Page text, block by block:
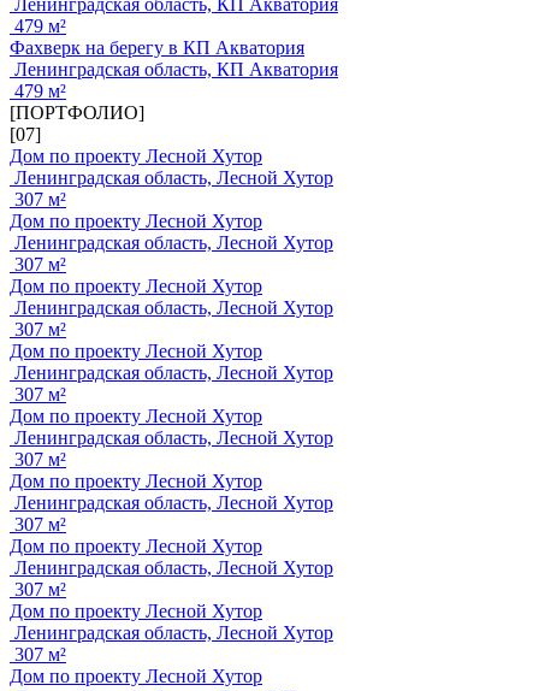
Ленинградская область, КП Акватория
479 м²
Фахверк на берегу в КП Акватория
Ленинградская область, КП Акватория
479 м²
[ПОРТФОЛИО]
[07]
Дом по проекту Лесной Хутор
Ленинградская область, Лесной Хутор
307 м²
Дом по проекту Лесной Хутор
Ленинградская область, Лесной Хутор
307 м²
Дом по проекту Лесной Хутор
Ленинградская область, Лесной Хутор
307 м²
Дом по проекту Лесной Хутор
Ленинградская область, Лесной Хутор
307 м²
Дом по проекту Лесной Хутор
Ленинградская область, Лесной Хутор
307 м²
Дом по проекту Лесной Хутор
Ленинградская область, Лесной Хутор
307 м²
Дом по проекту Лесной Хутор
Ленинградская область, Лесной Хутор
307 м²
Дом по проекту Лесной Хутор
Ленинградская область, Лесной Хутор
307 м²
Дом по проекту Лесной Хутор